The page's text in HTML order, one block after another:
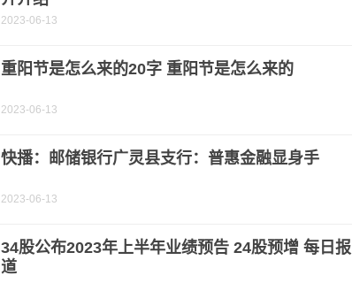
2023-06-13
重阳节是怎么来的20字 重阳节是怎么来的
2023-06-13
快播：邮储银行广灵县支行：普惠金融显身手
2023-06-13
34股公布2023年上半年业绩预告 24股预增 每日报
道